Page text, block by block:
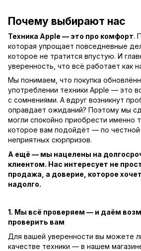
Почему выбирают нас
Техника Apple — это про комфорт.
которая упрощает повседневные
которое не тратится впустую. И
уверенность, что всё работает как
Мы понимаем, что покупка
употреблении техники Apple — это
с сомнениями. А вдруг возникнут
оправдает ожиданий? Поэтому мы
могли спокойно приобрести именно
которое вам подойдёт — по честной
неприятных сюрпризов.
А ещё — мы нацелены на
клиентом. Нас интересует не
продажа, а доверие, которое
надолго.
1. Мы всё проверяем — и даём
проверить вам
Для вашей уверенности вы можете
качестве техники — в нашем